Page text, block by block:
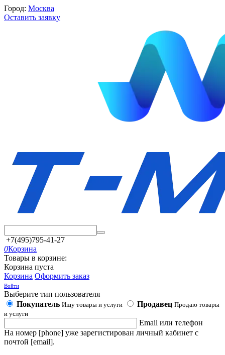
Город: Москва
Оставить заявку
+7(495)795-41-27
0Корзина
Товары в корзине:
Корзина пуста
Корзина Оформить заказ
Войти
Выберите тип пользователя
Покупатель Ищу товары и услуги Продавец Продаю товары
и услуги
Email или телефон
На номер [phone] уже зарегистирован личный кабинет с
почтой [email].